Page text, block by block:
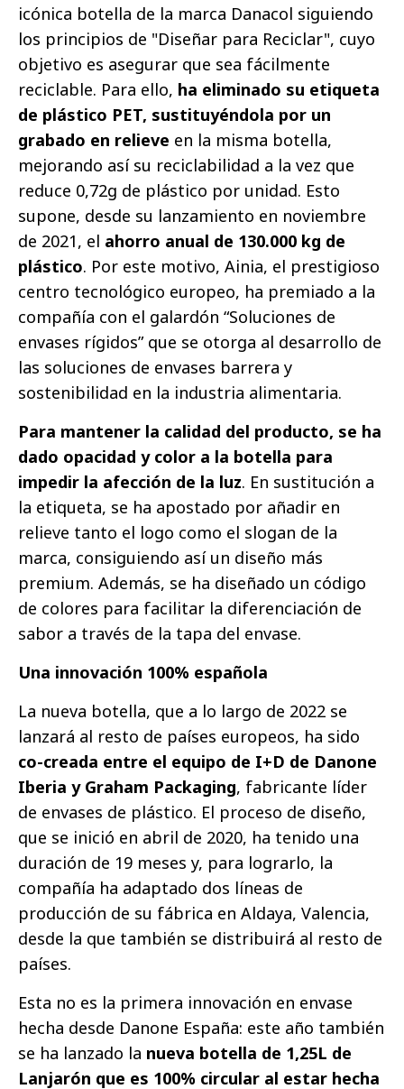
icónica botella de la marca Danacol siguiendo
los principios de "Diseñar para Reciclar", cuyo
objetivo es asegurar que sea fácilmente
reciclable. Para ello, ha eliminado su etiqueta
de plástico PET, sustituyéndola por un
grabado en relieve en la misma botella,
mejorando así su reciclabilidad a la vez que
reduce 0,72g de plástico por unidad. Esto
supone, desde su lanzamiento en noviembre
de 2021, el ahorro anual de 130.000 kg de
plástico. Por este motivo, Ainia, el prestigioso
centro tecnológico europeo, ha premiado a la
compañía con el galardón “Soluciones de
envases rígidos” que se otorga al desarrollo de
las soluciones de envases barrera y
sostenibilidad en la industria alimentaria.
Para mantener la calidad del producto, se ha
dado opacidad y color a la botella para
impedir la afección de la luz. En sustitución a
la etiqueta, se ha apostado por añadir en
relieve tanto el logo como el slogan de la
marca, consiguiendo así un diseño más
premium. Además, se ha diseñado un código
de colores para facilitar la diferenciación de
sabor a través de la tapa del envase.
Una innovación 100% española
La nueva botella, que a lo largo de 2022 se
lanzará al resto de países europeos, ha sido
co-creada entre el equipo de I+D de Danone
Iberia y Graham Packaging, fabricante líder
de envases de plástico. El proceso de diseño,
que se inició en abril de 2020, ha tenido una
duración de 19 meses y, para lograrlo, la
compañía ha adaptado dos líneas de
producción de su fábrica en Aldaya, Valencia,
desde la que también se distribuirá al resto de
países.
Esta no es la primera innovación en envase
hecha desde Danone España: este año también
se ha lanzado la nueva botella de 1,25L de
Lanjarón que es 100% circular al estar hecha